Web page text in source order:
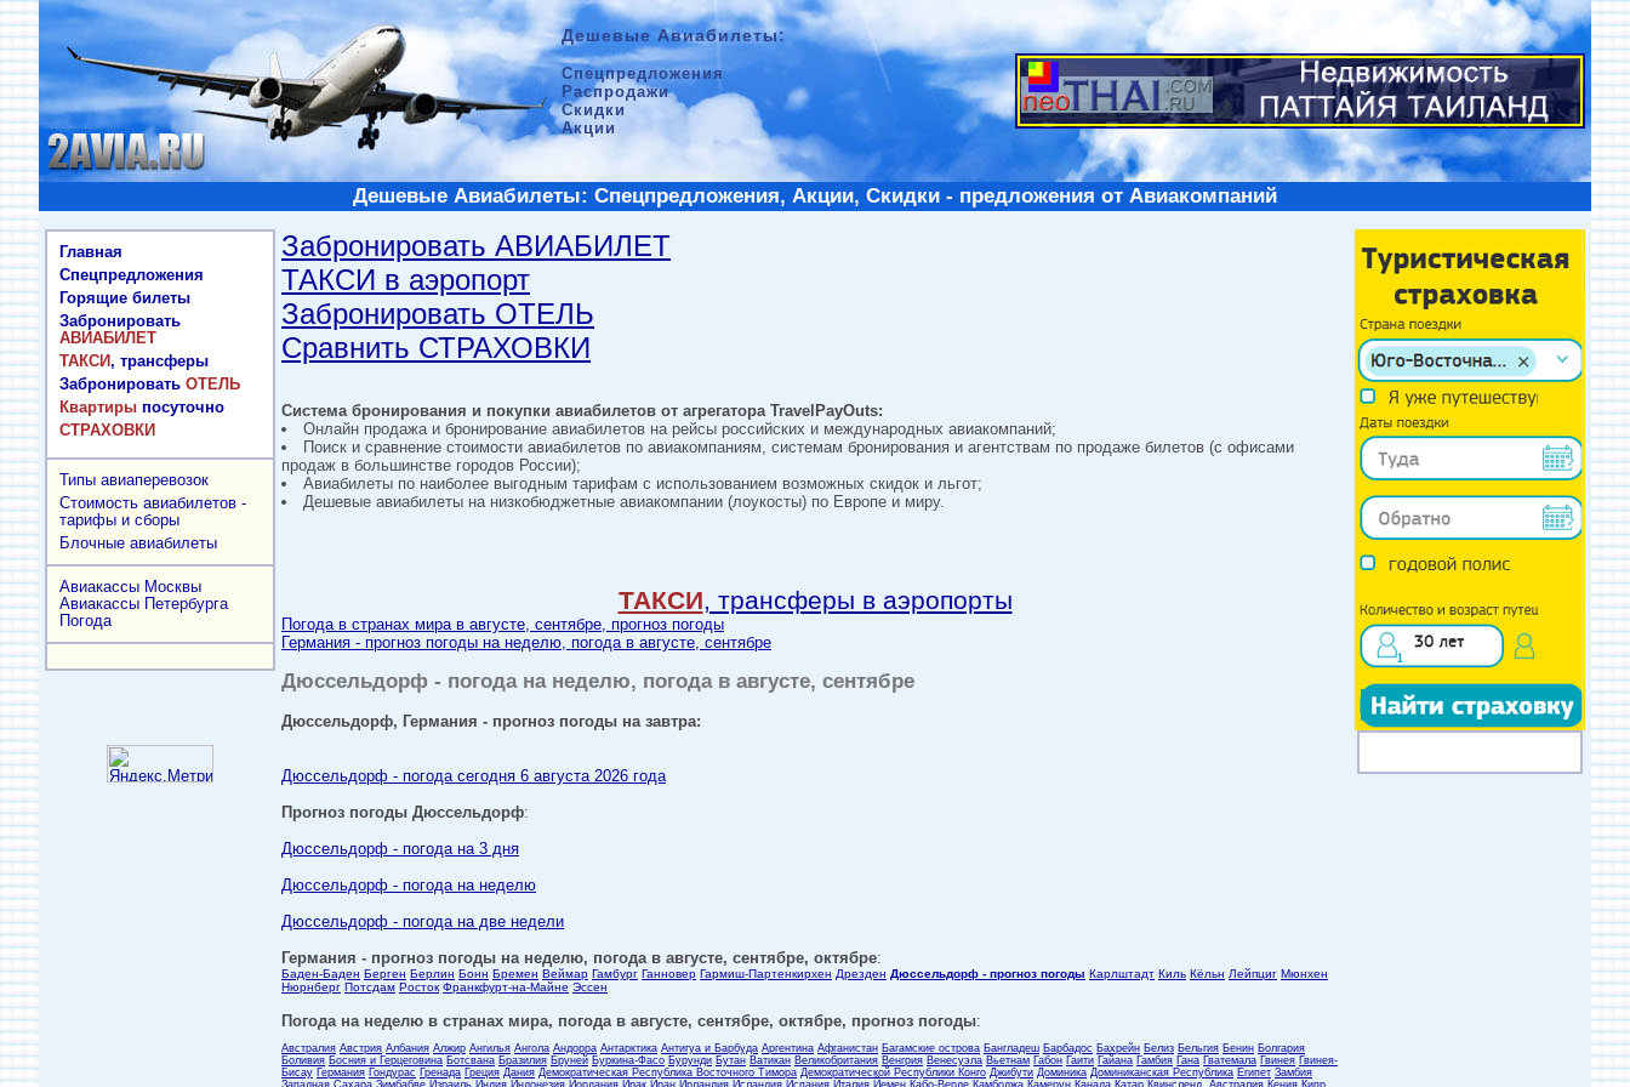
Дешевые Авиабилеты:
Спецпредложения
Распродажи
Скидки
Акции
Дешевые Авиабилеты: Спецпредложения, Акции, Скидки - предложения от Авиакомпаний
Главная
Спецпредложения
Горящие билеты
Забронировать
АВИАБИЛЕТ
ТАКСИ, трансферы
Забронировать ОТЕЛЬ
Квартиры посуточно
СТРАХОВКИ
Типы авиаперевозок
Стоимость авиабилетов -
тарифы и сборы
Блочные авиабилеты
Авиакассы Москвы
Авиакассы Петербурга
Погода
Забронировать АВИАБИЛЕТ
ТАКСИ в аэропорт
Забронировать ОТЕЛЬ
Сравнить СТРАХОВКИ
Система бронирования и покупки авиабилетов от агрегатора TravelPayOuts:
Онлайн продажа и бронирование авиабилетов на рейсы российских и международных авиакомпаний;
Поиск и сравнение стоимости авиабилетов по авиакомпаниям, системам бронирования и агентствам по продаже билетов (с офисами
продаж в большинстве городов России);
Авиабилеты по наиболее выгодным тарифам с использованием возможных скидок и льгот;
Дешевые авиабилеты на низкобюджетные авиакомпании (лоукосты) по Европе и миру.
ТАКСИ, трансферы в аэропорты
Погода в странах мира в августе, сентябре, прогноз погоды
Германия - прогноз погоды на неделю, погода в августе, сентябре
Дюссельдорф - погода на неделю, погода в августе, сентябре
Дюссельдорф, Германия - прогноз погоды на завтра:
Дюссельдорф - погода сегодня 6 августа 2026 года
Прогноз погоды Дюссельдорф:
Дюссельдорф - погода на 3 дня
Дюссельдорф - погода на неделю
Дюссельдорф - погода на две недели
Германия - прогноз погоды на неделю, погода в августе, сентябре, октябре:
Баден-Баден Берген Берлин Бонн Бремен Веймар Гамбург Ганновер Гармиш-Партенкирхен Дрезден Дюссельдорф - прогноз погоды Карлштадт Киль Кёльн Лейпциг Мюнхен
Нюрнберг Потсдам Росток Франкфурт-на-Майне Эссен
Погода на неделю в странах мира, погода в августе, сентябре, октябре, прогноз погоды:
Австралия Австрия Албания Алжир Ангилья Ангола Андорра Антарктика Антигуа и Барбуда Аргентина Афганистан Багамские острова Бангладеш Барбадос Бахрейн Белиз Бельгия Бенин Болгария
Боливия Босния и Герцеговина Ботсвана Бразилия Бруней Буркина-Фасо Бурунди Бутан Ватикан Великобритания Венгрия Венесуэла Вьетнам Габон Гаити Гайана Гамбия Гана Гватемала Гвинея Гвинея-
Бисау Германия Гондурас Гренада Греция Дания Демократическая Республика Восточного Тимора Демократической Республики Конго Джибути Доминика Доминиканская Республика Египет Замбия
Западная Сахара Зимбабве Израиль Индия Индонезия Иордания Ирак Иран Ирландия Исландия Испания Италия Йемен Кабо-Верде Камбоджа Камерун Канада Катар Квинсленд, Австралия Кения Кипр